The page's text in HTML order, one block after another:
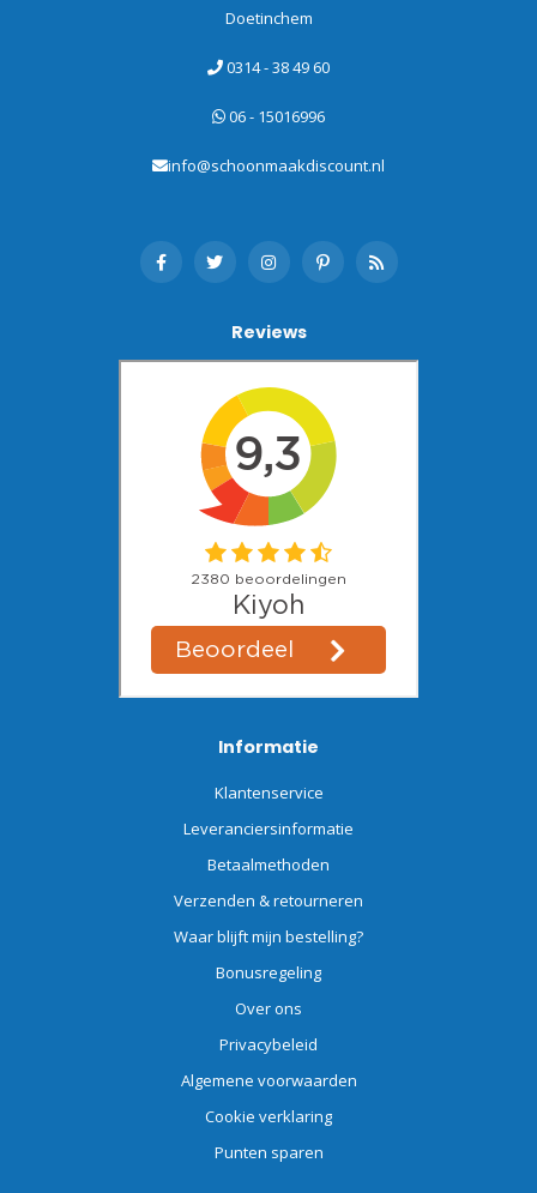
Doetinchem
0314 - 38 49 60
06 - 15016996
info@schoonmaakdiscount.nl
Reviews
Informatie
Klantenservice
Leveranciersinformatie
Betaalmethoden
Verzenden & retourneren
Waar blijft mijn bestelling?
Bonusregeling
Over ons
Privacybeleid
Algemene voorwaarden
Cookie verklaring
Punten sparen